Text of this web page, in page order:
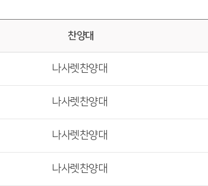
찬양대
나사렛찬양대
나사렛찬양대
나사렛찬양대
나사렛찬양대